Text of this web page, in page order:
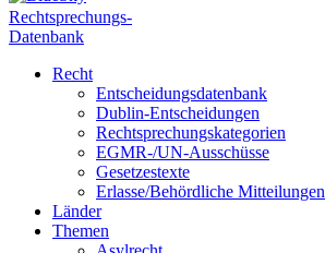
Rechtsprechungs-
Datenbank
Recht
Entscheidungsdatenbank
Dublin-Entscheidungen
Rechtsprechungskategorien
EGMR-/UN-Ausschüsse
Gesetzestexte
Erlasse/Behördliche Mitteilungen
Länder
Themen